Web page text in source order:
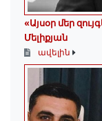
«Այսօր մեր
Մելիքյան
ավելին